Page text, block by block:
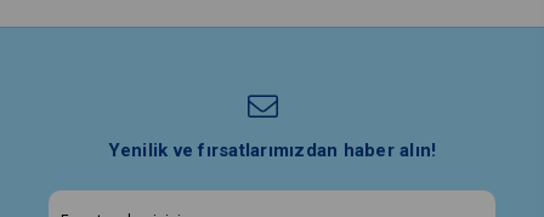
Yenilik ve fırsatlarımızdan haber alın!